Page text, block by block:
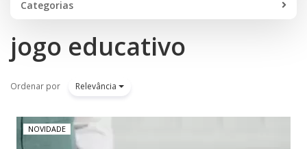
Categorias
jogo educativo
Ordenar por Relevância
NOVIDADE